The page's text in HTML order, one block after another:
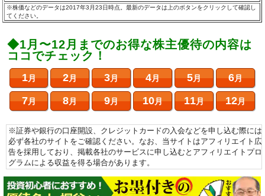
※株価などのデータは2017年3月23日時点。最新のデータは上のボタンをクリックして確認し
てください。
◆1月〜12月までのお得な株主優待の内容は
ココでチェック！
1月 2月 3月 4月 5月 6月
7月 8月 9月 10月 11月 12月
※証券や銀行の口座開設、クレジットカードの入会などを申し込む際には
必ず各社のサイトをご確認ください。なお、当サイトはアフィリエイト広
告を採用しており、掲載各社のサービスに申し込むとアフィリエイトプロ
グラムによる収益を得る場合があります。